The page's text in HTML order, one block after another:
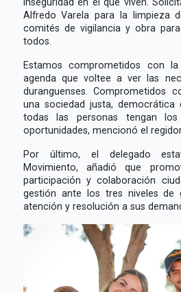
Alfredo Varela para la limpieza
comités de vigilancia y obra
todos.
Estamos comprometidos con
agenda que voltee a ver las
duranguenses. Comprometidos
una sociedad justa, democrática
todas las personas tengan
oportunidades, mencionó el
Por último, el delegado
Movimiento, añadió que
participación y colaboración
gestión ante los tres niveles de
atención y resolución a sus